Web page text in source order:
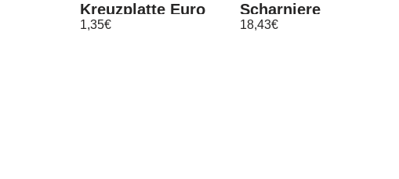
Kreuzplatte Euro
Scharnier +
1,35€
Scharniere
Topfband
18,43€